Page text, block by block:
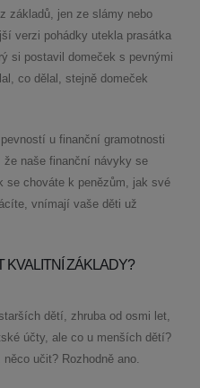
základů, jen ze slámy nebo
verzi pohádky utekla prasátka
si postavil domeček s pevnými
co dělal, stejně domeček
u finanční gramotnosti
naše finanční návyky se
se chováte k penězům, jak své
vnímají vaše děti už
KVALITNÍ ZÁKLADY?
dětí, zhruba od osmi let,
účty, ale co u menších dětí?
učit? Rozhodně ano.